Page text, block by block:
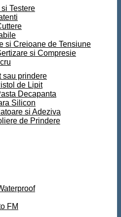
Testere
si Creioane de Tensiune
si Compresie
sau prindere
de Lipit
Decapanta
Silicon
si Adeziva
de Prindere
FM